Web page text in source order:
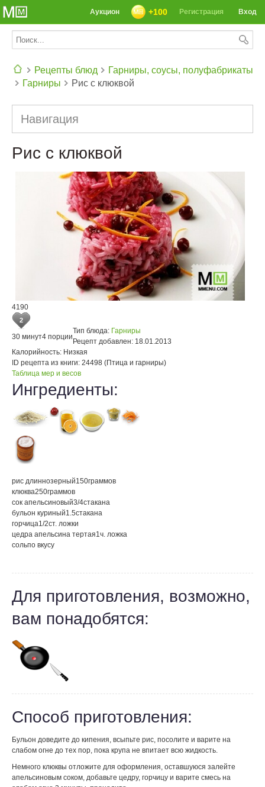
Вход
Регистрация
+100
Аукцион
Рецепты блюд
Гарниры, соусы, полуфабрикаты
Гарниры
Рис с клюквой
Навигация
Рис с клюквой
4190
2
30 минут4 порции
Тип блюда: Гарниры
Рецепт добавлен: 18.01.2013
Калорийность: Низкая
ID рецепта из книги: 24498 (Птица и гарниры)
Таблица мер и весов
Ингредиенты:
рис длиннозерный150граммов
клюква250граммов
сок апельсиновый3/4стакана
бульон куриный1.5стакана
горчица1/2ст. ложки
цедра апельсина тертая1ч. ложка
сольпо вкусу
Для приготовления, возможно,
вам понадобятся:
Способ приготовления:
Бульон доведите до кипения, всыпьте рис, посолите и варите на
слабом огне до тех пор, пока крупа не впитает всю жидкость.
Немного клюквы отложите для оформления, оставшуюся залейте
апельсиновым соком, добавьте цедру, горчицу и варите смесь на